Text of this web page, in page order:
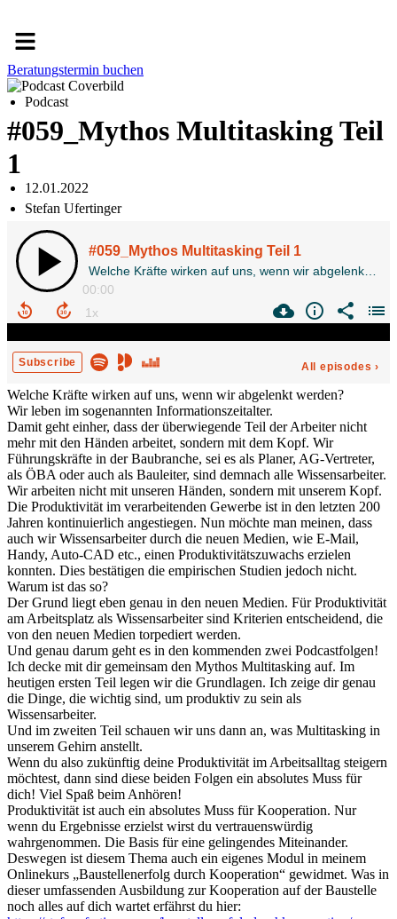
Menü
Beratungstermin buchen
Podcast
#059_Mythos Multitasking Teil
1
12.01.2022
Stefan Ufertinger
Welche Kräfte wirken auf uns, wenn wir abgelenkt werden?
Wir leben im sogenannten Informationszeitalter.
Damit geht einher, dass der überwiegende Teil der Arbeiter nicht
mehr mit den Händen arbeitet, sondern mit dem Kopf. Wir
Führungskräfte in der Baubranche, sei es als Planer, AG-Vertreter,
als ÖBA oder auch als Bauleiter, sind demnach alle Wissensarbeiter.
Wir arbeiten nicht mit unseren Händen, sondern mit unserem Kopf.
Die Produktivität im verarbeitenden Gewerbe ist in den letzten 200
Jahren kontinuierlich angestiegen. Nun möchte man meinen, dass
auch wir Wissensarbeiter durch die neuen Medien, wie E-Mail,
Handy, Auto-CAD etc., einen Produktivitätszuwachs erzielen
konnten. Dies bestätigen die empirischen Studien jedoch nicht.
Warum ist das so?
Der Grund liegt eben genau in den neuen Medien. Für Produktivität
am Arbeitsplatz als Wissensarbeiter sind Kriterien entscheidend, die
von den neuen Medien torpediert werden.
Und genau darum geht es in den kommenden zwei Podcastfolgen!
Ich decke mit dir gemeinsam den Mythos Multitasking auf. Im
heutigen ersten Teil legen wir die Grundlagen. Ich zeige dir genau
die Dinge, die wichtig sind, um produktiv zu sein als
Wissensarbeiter.
Und im zweiten Teil schauen wir uns dann an, was Multitasking in
unserem Gehirn anstellt.
Wenn du also zukünftig deine Produktivität im Arbeitsalltag steigern
möchtest, dann sind diese beiden Folgen ein absolutes Muss für
dich! Viel Spaß beim Anhören!
Produktivität ist auch ein absolutes Muss für Kooperation. Nur
wenn du Ergebnisse erzielst wirst du vertrauenswürdig
wahrgenommen. Die Basis für eine gelingendes Miteinander.
Deswegen ist diesem Thema auch ein eigenes Modul in meinem
Onlinekurs „Baustellenerfolg durch Kooperation“ gewidmet. Was in
dieser umfassenden Ausbildung zur Kooperation auf der Baustelle
noch alles auf dich wartet erfährst du hier: